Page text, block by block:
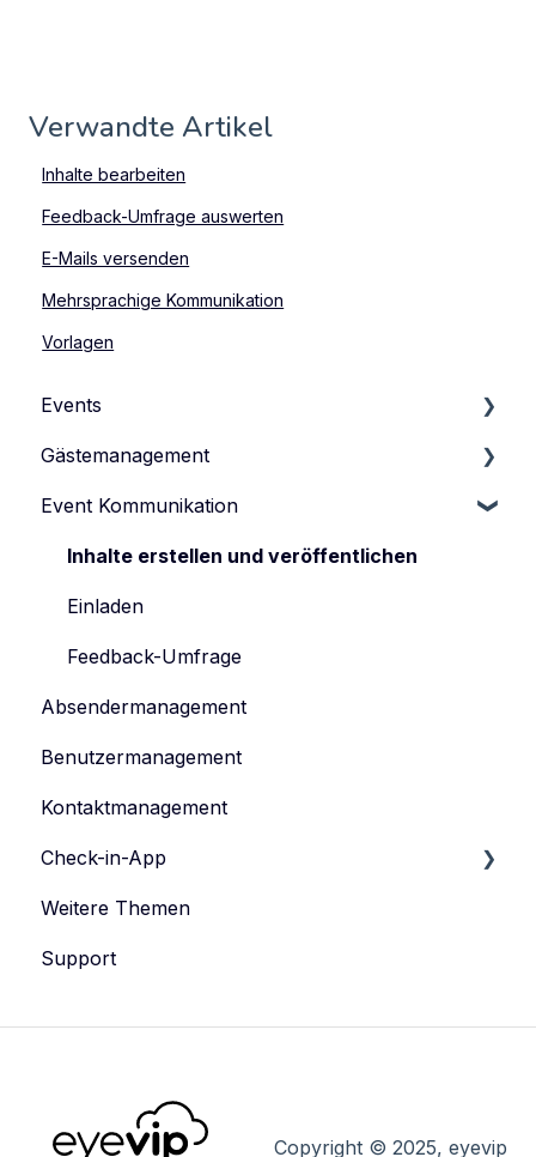
Verwandte Artikel
Inhalte bearbeiten
Feedback-Umfrage auswerten
E-Mails versenden
Mehrsprachige Kommunikation
Vorlagen
Events
Events verwalten
Event-Typen
Event-Team verwalten
Gästemanagement
Gästeliste verwalten
Gästedaten verwalten
Anmeldeformular
Tickets verwalten
Datenschutz
Event Kommunikation
Inhalte erstellen und veröffentlichen
Einladen
Feedback-Umfrage
Absendermanagement
Benutzermanagement
Kontaktmanagement
Check-in-App
eyevip Check-in
eyevip Check-in+
Weitere Themen
Support
Copyright © 2025, eyevip